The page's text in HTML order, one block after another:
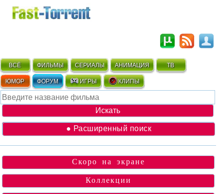
ВСЁ ФИЛЬМЫ СЕРИАЛЫ АНИМАЦИЯ ТВ
ЮМОР ФОРУМ ИГРЫ КЛИПЫ
● Расширенный поиск
Скоро на экране
Коллекции